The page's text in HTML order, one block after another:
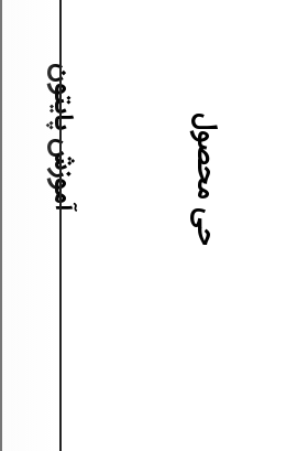
آموزش طراحی محصول آموزش پایتون